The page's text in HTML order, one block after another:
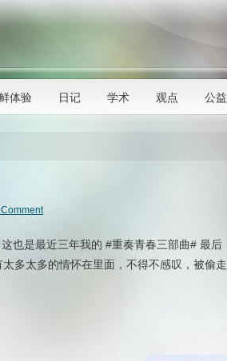
体验 日记 学术 观点 公益
这也是最近三年我的 #重奏青春三部曲# 最后
太多太多的情怀在里面，不得不感叹，被偷走